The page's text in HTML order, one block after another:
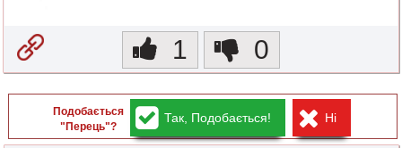
1 0
Подобається
"Перець"?
Так, Подобається! Ні